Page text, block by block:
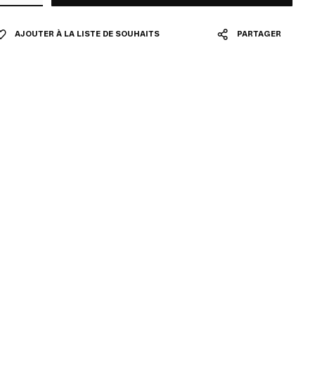
AJOUTER À LA LISTE DE SOUHAITS PARTAGER